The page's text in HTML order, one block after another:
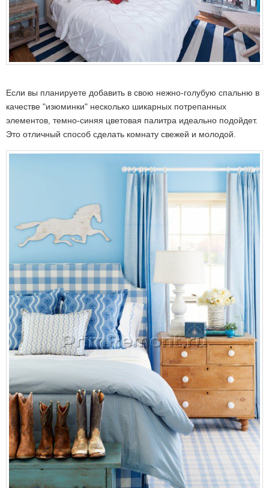
Если вы планируете добавить в свою нежно-голубую спальню в
качестве "изюминки" несколько шикарных потрепанных
элементов, темно-синяя цветовая палитра идеально подойдет.
Это отличный способ сделать комнату свежей и молодой.